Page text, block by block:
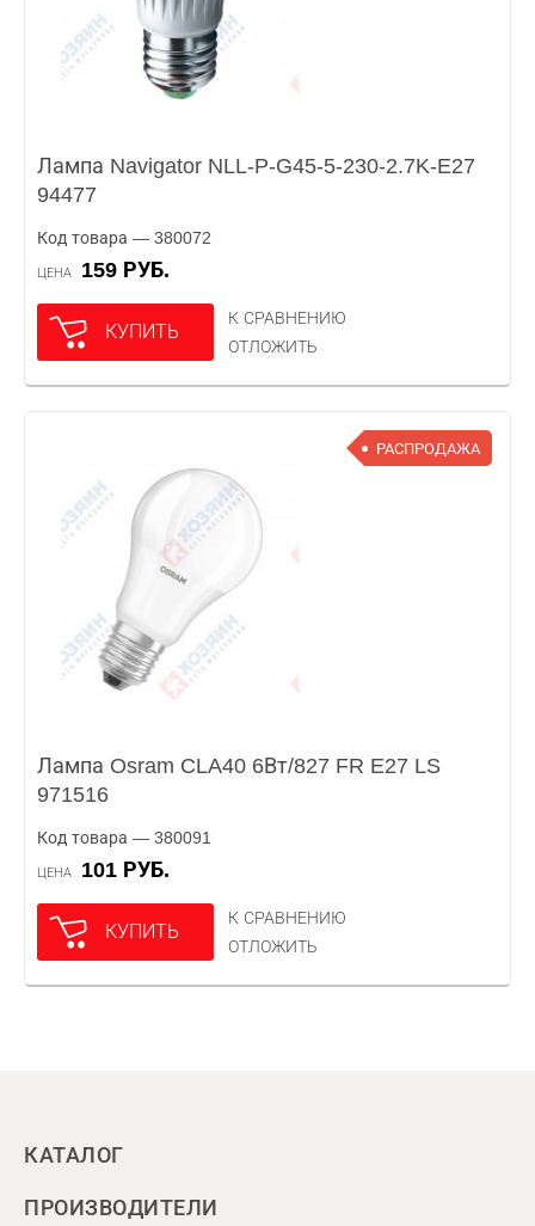
Лампа Navigator NLL-P-G45-5-230-2.7K-E27
94477
Код товара — 380072
ЦЕНА 159 РУБ.
КУПИТЬ
К СРАВНЕНИЮ
ОТЛОЖИТЬ
РАСПРОДАЖА
Лампа Osram CLA40 6Вт/827 FR E27 LS
971516
Код товара — 380091
ЦЕНА 101 РУБ.
КУПИТЬ
К СРАВНЕНИЮ
ОТЛОЖИТЬ
КАТАЛОГ
ПРОИЗВОДИТЕЛИ